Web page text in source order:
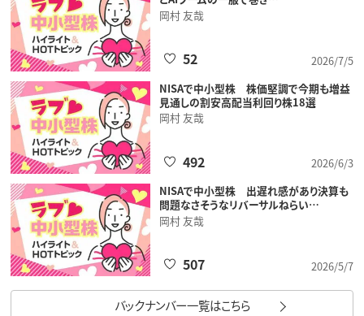
岡村 友哉
2026/7/5
52
NISAで中小型株 株価堅調で今期も増益
見通しの割安高配当利回り株18選
岡村 友哉
2026/6/3
492
NISAで中小型株 出遅れ感があり決算も
問題なさそうなリバーサルねらい…
岡村 友哉
2026/5/7
507
バックナンバー一覧はこちら